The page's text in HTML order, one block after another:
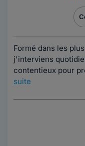
Formé dans les
j'interviens
contentieux pour
suite